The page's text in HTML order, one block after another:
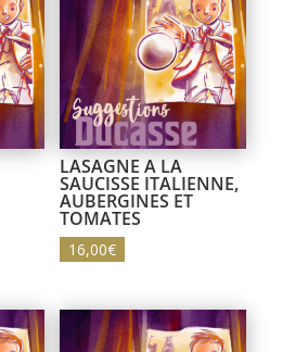
LASAGNE A LA
SAUCISSE ITALIENNE,
AUBERGINES ET
TOMATES
16,00€